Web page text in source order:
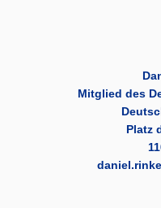
Mitglied des
Platz